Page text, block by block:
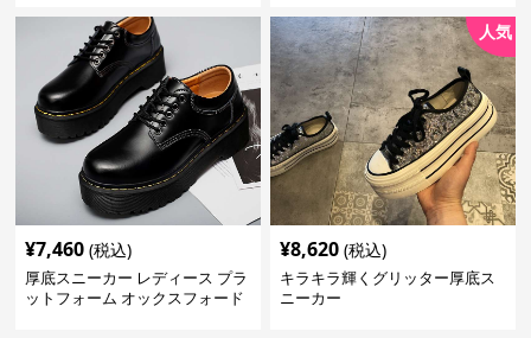
¥7,460 (税込)
厚底スニーカー レディース プラ
ットフォーム オックスフォード
人気
¥8,620 (税込)
キラキラ輝くグリッター厚底ス
ニーカー